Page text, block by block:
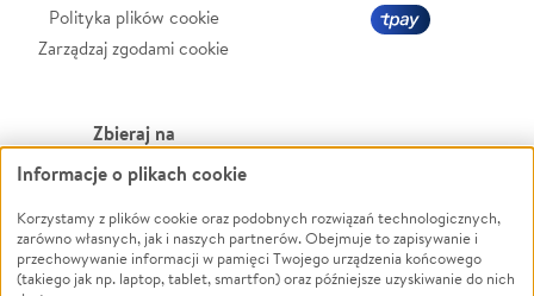
Polityka plików cookie
Zarządzaj zgodami cookie
Zbieraj na
Leczenie
Zwierzęta
Pożar
Ukraina
Powódź
Wichura
NGO
Informacje o plikach cookie
Korzystamy z plików cookie oraz podobnych rozwiązań technologicznych,
zarówno własnych, jak i naszych partnerów. Obejmuje to zapisywanie i
przechowywanie informacji w pamięci Twojego urządzenia końcowego
(takiego jak np. laptop, tablet, smartfon) oraz późniejsze uzyskiwanie do nich